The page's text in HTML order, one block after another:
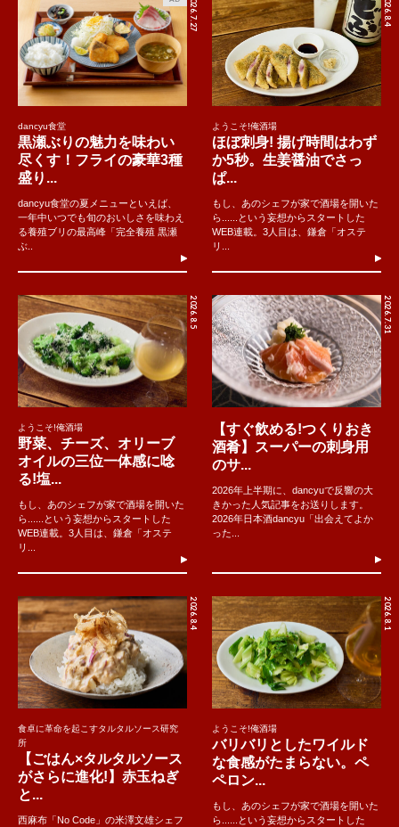
2026.7.27
dancyu食堂
黒瀬ぶりの魅力を味わい
尽くす！フライの豪華3種
盛り...
dancyu食堂の夏メニューといえば、
一年中いつでも旬のおいしさを味わえ
る養殖ブリの最高峰「完全養殖 黒瀬
ぶ..
2026.8.4
ようこそ!俺酒場
ほぼ刺身! 揚げ時間はわず
か5秒。生姜醤油でさっ
ぱ...
もし、あのシェフが家で酒場を開いた
ら......という妄想からスタートした
WEB連載。3人目は、鎌倉「オステ
リ...
2026.8.5
ようこそ!俺酒場
野菜、チーズ、オリーブ
オイルの三位一体感に唸
る!塩...
もし、あのシェフが家で酒場を開いた
ら......という妄想からスタートした
WEB連載。3人目は、鎌倉「オステ
リ...
2026.7.31
【すぐ飲める!つくりおき
酒肴】スーパーの刺身用
のサ...
2026年上半期に、dancyuで反響の大
きかった人気記事をお送りします。
2026年日本酒dancyu「出会えてよか
った...
2026.8.4
食卓に革命を起こすタルタルソース研究
所
【ごはん×タルタルソース
がさらに進化!】赤玉ねぎ
と...
西麻布「No Code」の米澤文雄シェフ
2026.8.1
ようこそ!俺酒場
バリバリとしたワイルド
な食感がたまらない。ペ
ペロン...
もし、あのシェフが家で酒場を開いた
ら......という妄想からスタートした